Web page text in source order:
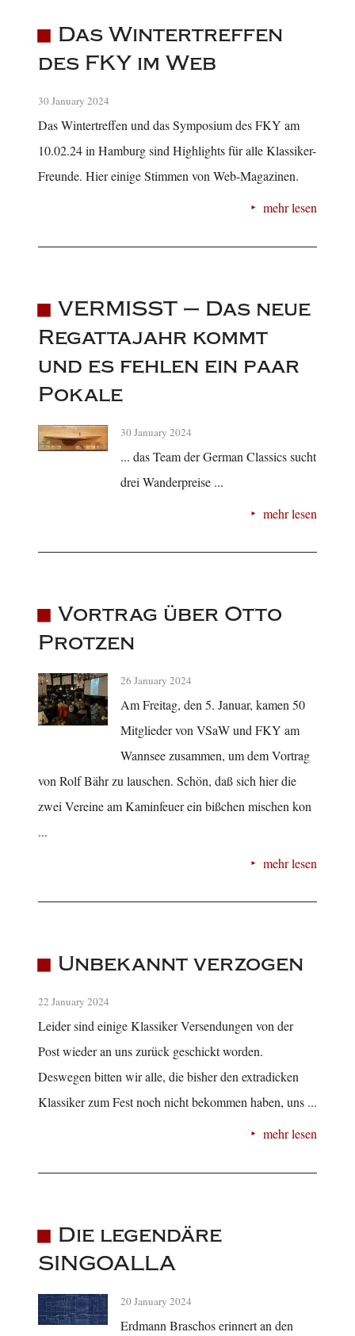
Das Wintertreffen
des FKY im Web
30 January 2024
Das Wintertreffen und das Symposium des FKY am
10.02.24 in Hamburg sind Highlights für alle Klassiker-
Freunde. Hier einige Stimmen von Web-Magazinen.
mehr lesen
VERMISST – Das neue
Regattajahr kommt
und es fehlen ein paar
Pokale
30 January 2024
... das Team der German Classics sucht
drei Wanderpreise ...
mehr lesen
Vortrag über Otto
Protzen
26 January 2024
Am Freitag, den 5. Januar, kamen 50
Mitglieder von VSaW und FKY am
Wannsee zusammen, um dem Vortrag
von Rolf Bähr zu lauschen. Schön, daß sich hier die
zwei Vereine am Kaminfeuer ein bißchen mischen kon
...
mehr lesen
Unbekannt verzogen
22 January 2024
Leider sind einige Klassiker Versendungen von der
Post wieder an uns zurück geschickt worden.
Deswegen bitten wir alle, die bisher den extradicken
Klassiker zum Fest noch nicht bekommen haben, uns ...
mehr lesen
Die legendäre
SINGOALLA
20 January 2024
Erdmann Braschos erinnert an den